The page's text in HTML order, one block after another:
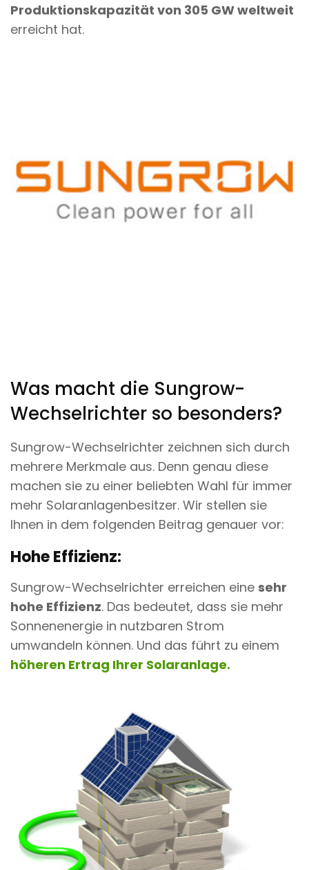
Produktionskapazität von 305 GW weltweit
erreicht hat.
Was macht die Sungrow-
Wechselrichter so besonders?
Sungrow-Wechselrichter zeichnen sich durch
mehrere Merkmale aus. Denn genau diese
machen sie zu einer beliebten Wahl für immer
mehr Solaranlagenbesitzer. Wir stellen sie
Ihnen in dem folgenden Beitrag genauer vor:
Hohe Effizienz:
Sungrow-Wechselrichter erreichen eine sehr
hohe Effizienz. Das bedeutet, dass sie mehr
Sonnenenergie in nutzbaren Strom
umwandeln können. Und das führt zu einem
höheren Ertrag Ihrer Solaranlage.